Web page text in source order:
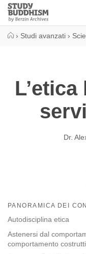
Close
Study
Buddhism
› Studi avanzati ›
Dr.
PANORAMICA DEI
Autodisciplina etica
Astenersi dal
comportamento